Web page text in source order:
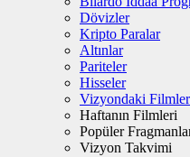
Dövizler
Kripto Paralar
Altınlar
Pariteler
Hisseler
Vizyondaki Filmler
Haftanın Filmleri
Popüler
Vizyon Takvimi